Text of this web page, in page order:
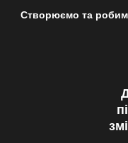
Створюємо та